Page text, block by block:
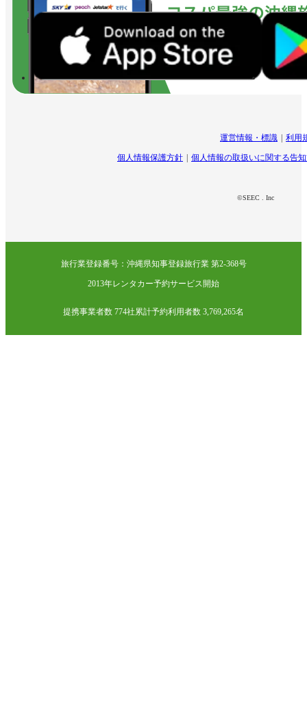
運営情報・標識 利用
個人情報保護方針 個人情報の取扱いに関する告
©SEEC . Inc
旅行業登録番号：沖縄県知事登録旅行業 第2-368号
2013年レンタカー予約サービス開始
提携事業者数 774社累計予約利用者数 3,769,265名